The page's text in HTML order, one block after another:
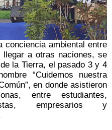
conciencia ambiental entre
llegar a otras naciones, se
la Tierra, el pasado 3 y 4
“Cuidemos nuestra
en donde asistieron
entre estudiantes,
empresarios y